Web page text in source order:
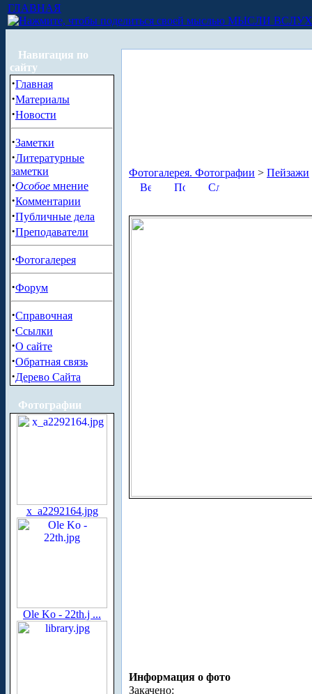
ГЛАВНАЯ
МЫСЛИ ВСЛУХ
Навигация по
сайту
·Главная
·Материалы
·Новости
·Заметки
·Литературные
заметки
·Особое мнение
·Комментарии
·Публичные дела
·Преподаватели
·Фотогалерея
·Форум
·Справочная
·Ссылки
·О сайте
·Обратная связь
·Дерево Сайта
Фотографии
x_a2292164.jpg
Ole Ko - 22th.j ...
Фотогалерея. Фотографии > Пейзажи
Информация о фото
Закачено: